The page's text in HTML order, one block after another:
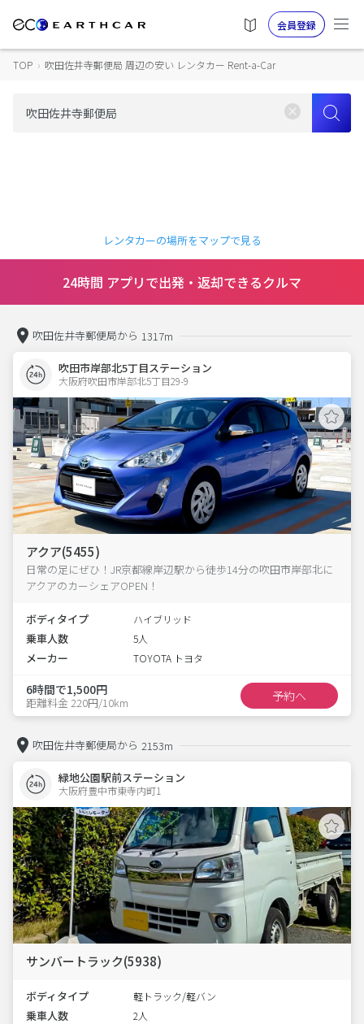
会員登録
TOP › 吹田佐井寺郵便局 周辺の安い レンタカー Rent-a-Car
レンタカーの場所をマップで見る
24時間 アプリで出発・返却できるクルマ
吹田佐井寺郵便局から 1317m
吹田市岸部北5丁目ステーション
大阪府吹田市岸部北5丁目29-9
アクア(5455)
日常の足にぜひ！JR京都線岸辺駅から徒歩14分の吹田市岸部北に
アクアのカーシェアOPEN！
ボディタイプ ハイブリッド
乗車人数 5人
メーカー TOYOTA トヨタ
6時間で1,500円
距離料金 220円/10km 予約へ
吹田佐井寺郵便局から 2153m
緑地公園駅前ステーション
大阪府豊中市東寺内町1
サンバートラック(5938)
ボディタイプ 軽トラック/軽バン
乗車人数 2人